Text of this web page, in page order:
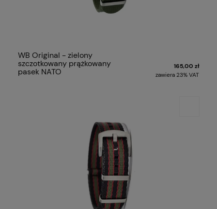
WB Original - zielony
szczotkowany prążkowany
pasek NATO
165,00 zł
zawiera 23% VAT